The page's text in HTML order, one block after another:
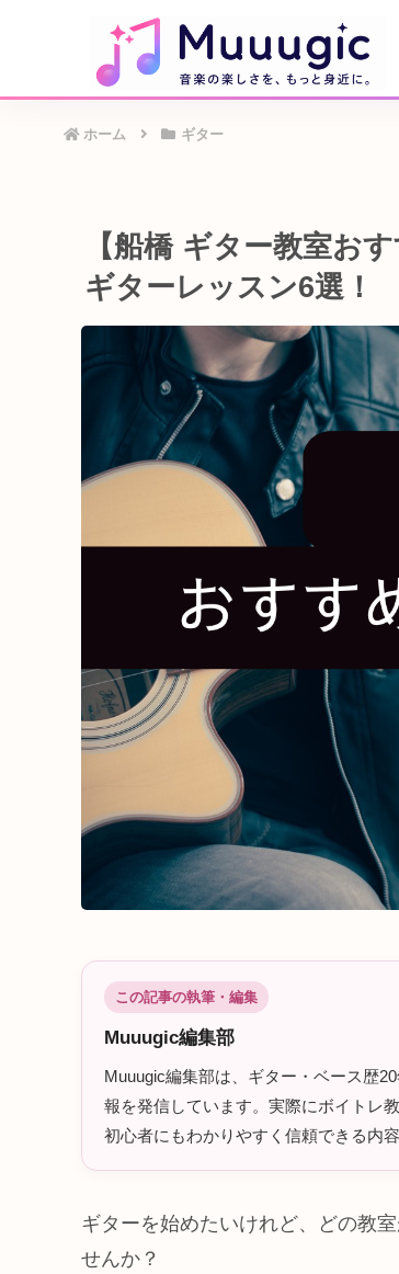
ホーム ギター
【船橋 ギター教室お
ギターレッスン6選！
この記事の執筆・編集
Muuugic編集部
Muuugic編集部は、ギター・ベース歴
報を発信しています。実際にボイトレ
初心者にもわかりやすく信頼できる内
ギターを始めたいけれど、どの教
せんか？